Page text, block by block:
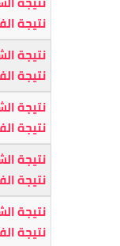
نتيجة
نتيجة
نتيجة
نتيجة
نتيجة
نتيجة
نتيجة
نتيجة
نتيجة